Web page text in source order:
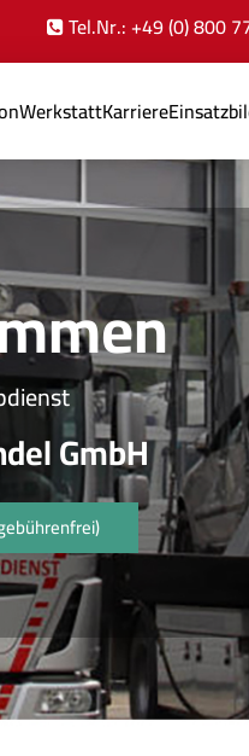
Tel.Nr.: +49 (0) 800
WerkstattKarriere
GmbH